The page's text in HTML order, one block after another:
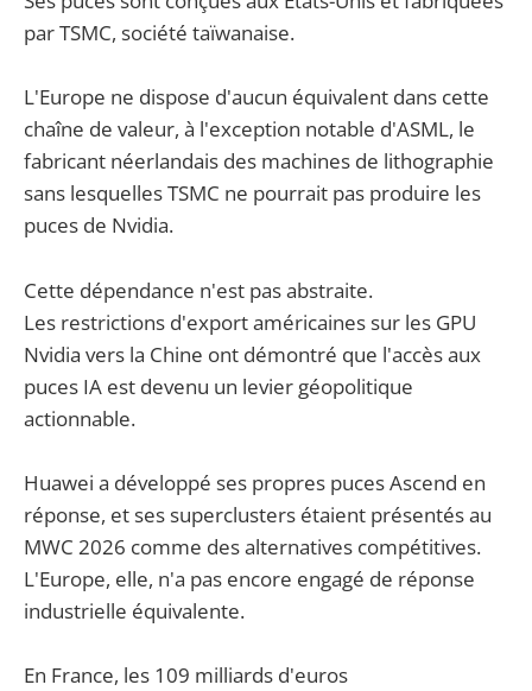
par TSMC, société taïwanaise.
L'Europe ne dispose d'aucun équivalent dans cette
chaîne de valeur, à l'exception notable d'ASML, le
fabricant néerlandais des machines de lithographie
sans lesquelles TSMC ne pourrait pas produire les
puces de Nvidia.
Cette dépendance n'est pas abstraite.
Les restrictions d'export américaines sur les GPU
Nvidia vers la Chine ont démontré que l'accès aux
puces IA est devenu un levier géopolitique
actionnable.
Huawei a développé ses propres puces Ascend en
réponse, et ses superclusters étaient présentés au
MWC 2026 comme des alternatives compétitives.
L'Europe, elle, n'a pas encore engagé de réponse
industrielle équivalente.
En France, les 109 milliards d'euros